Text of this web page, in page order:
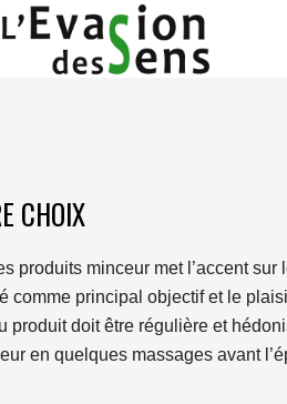
CHOIX
produits minceur met l’accent
comme principal objectif et le
produit doit être régulière et
en quelques massages avant